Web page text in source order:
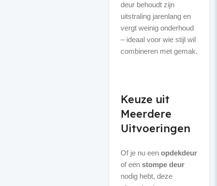
deur behoudt zijn
uitstraling jarenlang en
vergt weinig onderhoud
– ideaal voor wie stijl wil
combineren met gemak.
Keuze uit
Meerdere
Uitvoeringen
Of je nu een opdekdeur
of een stompe deur
nodig hebt, deze